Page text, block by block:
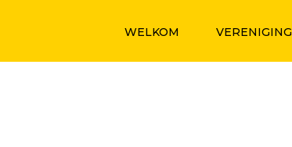
WELKOM VERENIGING